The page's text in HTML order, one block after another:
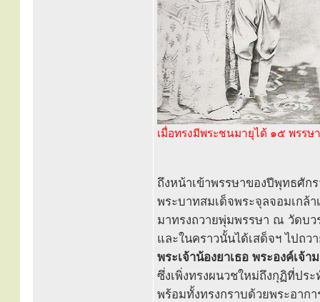
เมื่อทรงมีพระชนมายุได้ ๑๕ พรรษา
ถึงหน้าเข้าพรรษาของปีพุทธศัก
พระบาทสมเด็จพระจุลจอมเกล้
มาทรงถวายพุ่มพรรษา ณ วัดบว
และในคราวนั้นได้เสด็จฯ ไปถว
พระเจ้าน้องยาเธอ พระองค์เจ้
ซึ่งเพิ่งทรงผนวชใหม่ถึงกุฏิที่ประ
พร้อมทั้งทรงกราบด้วยพระอากา